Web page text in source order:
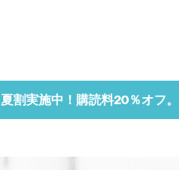
夏割実施中！購読料20％オフ。